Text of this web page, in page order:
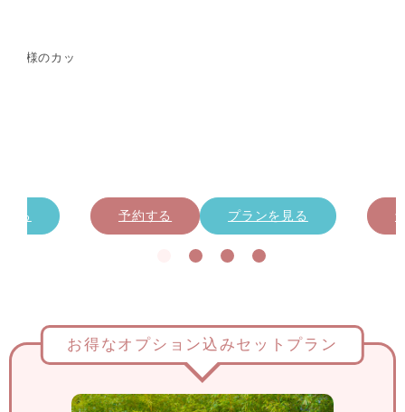
人様のカッ
見る 予約する プランを見る
お得なオプション込みセットプラン